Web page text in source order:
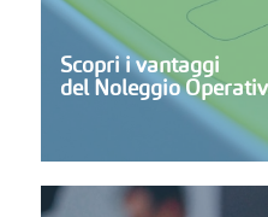
Scopri i vantaggi
del Noleggio Operativo